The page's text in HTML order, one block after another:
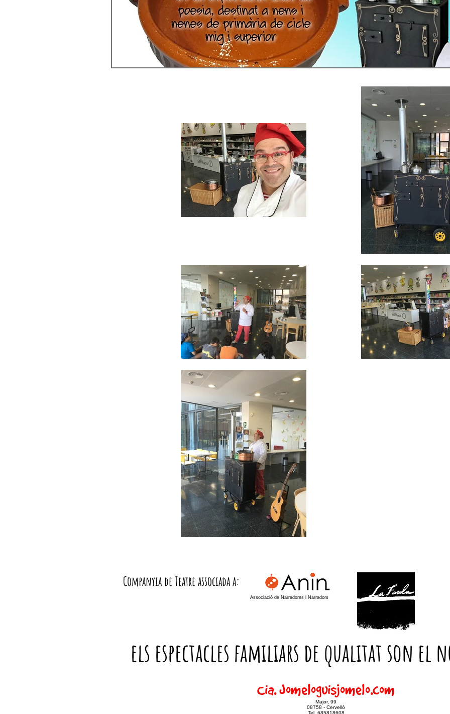
Companyia de Teatre associada a:
Associació de Narradores i Narradors
els espectacles familiars de qualitat son el
Cia. Jomeloguisjomelo.com
Major, 99
08758 - Cervelló
Tel. 685818608